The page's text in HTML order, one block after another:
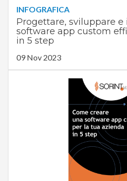
INFOGRAFICA
Progettare, sviluppare
software app custom
in 5 step
09 Nov 2023